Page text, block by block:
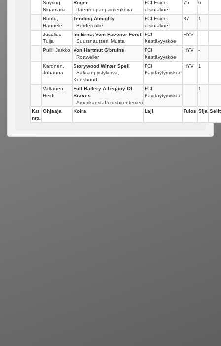
Söyring,
Ninamaria
Roger
Itäeuroopanpaimenkoira
FCI Esine-
etsintäkoe
75 6
Rontu,
Hannele
Tending Almighty
Bordercollie
FCI Esine-
etsintäkoe
87 1
Juselius,
Tuija
Im Ernst Vom Ravener Forst
Suursnautseri, Musta
FCI
Kestävyyskoe
HYV -
Pulli, Jarkko
Von Hartmut G'bruins
Rottweiler
FCI
Kestävyyskoe
HYV -
Karonen,
Johanna
Storywood Winter Spell
Saksanpystykorva,
Keeshond
FCI
Käyttäytymiskoe
HYV 1
Valtanen,
Heidi
Full Battery A Legacy Of
Braves
Amerikanstaffordshirenterrieri
FCI
Käyttäytymiskoe
1
Kat
nro.
Ohjaaja Koira Laji Tulos Sija